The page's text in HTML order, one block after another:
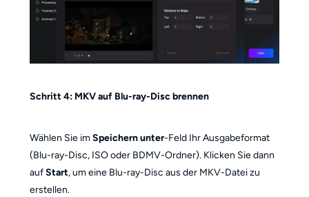
Schritt 4: MKV auf Blu-ray-Disc brennen
Wählen Sie imSpeichern unter-Feld Ihr Ausgabeformat
(Blu-ray-Disc, ISO oder BDMV-Ordner). Klicken Sie dann
aufStart, um eine Blu-ray-Disc aus der MKV-Datei zu
erstellen.